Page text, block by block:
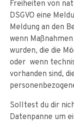
Freiheiten von
DSGVO eine
Meldung an den
wenn
wurden, die die
oder wenn
vorhanden sind,
Solltest du dir
Datenpanne um